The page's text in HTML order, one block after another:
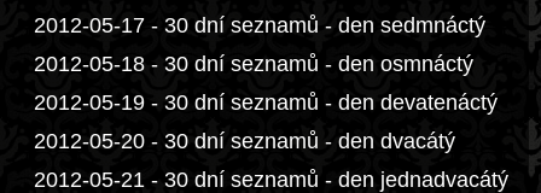
2012-05-17 - 30 dní seznamů - den sedmnáctý
2012-05-18 - 30 dní seznamů - den osmnáctý
2012-05-19 - 30 dní seznamů - den devatenáctý
2012-05-20 - 30 dní seznamů - den dvacátý
2012-05-21 - 30 dní seznamů - den jednadvacátý